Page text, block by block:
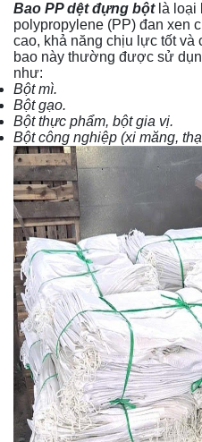
Bao PP dệt đựng bột là
polypropylene (PP) đan xen
cao, khả năng chịu lực tốt và
bao này thường được sử
như:
Bột mì.
Bột gạo.
Bột thực phẩm, bột gia vị.
Bột công nghiệp (xi măng,